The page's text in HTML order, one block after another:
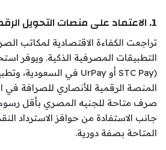
1. الاعتماد على منصات التحويل الرقمية
تراجعت الكفاءة الاقتصادية لمكاتب
التطبيقات المصرفية الذكية. ويوفر
المنصة الرقمية للأنصاري للصرافة في
صرف متاحة للجنيه المصري بأقل رسوم
المتاحة بصفة دورية.